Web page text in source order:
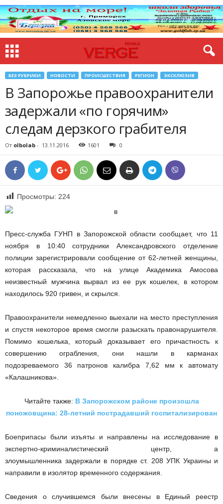
БЕЗ РУБРИКИ НОВОСТИ ПРОИСШЕСТВИЯ РЕГИОН ЭКСКЛЮЗИВ
В Запорожье правоохранители
задержали «по горячим»
следам дерзкого грабителя
От olbolab - 13.11.2016 1601 0
Просмотры: 224
Пресс-служба ГУНП в Запорожской области сообщает, что 11
ноября в 10:40 сотрудники Александровского отделение
полиции зарегистрировали сообщение от 62-летней женщины,
которая рассказала, что на улице Академика Амосова
неизвестный мужчина вырвал из ее рук кошелек, в котором
находилось 920 гривен, и скрылся.
Правоохранители немедленно выехали на место преступления
и спустя некоторое время смогли разыскать правонарушителя.
Помимо кошелька, который доказывает его причастность к
совершению ограбления, они нашли в карманах
подозреваемого 36 патронов калибра 7,62 мм к автомату
«Калашникова».
Читайте также: В Запорожском районе произошла
поножовщина: 28-летний пострадавший госпитализирован
Боеприпасы были изъяты и направлены на исследование в
экспертно-криминалистический центр, а
злоумышленника задержали в порядке ст. 208 УПК Украины и
направили в изолятор временного содержания.
Сведения о случившемся были внесены в Единый реестр